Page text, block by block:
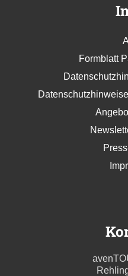
Formblatt